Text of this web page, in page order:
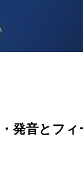
発音とフィ